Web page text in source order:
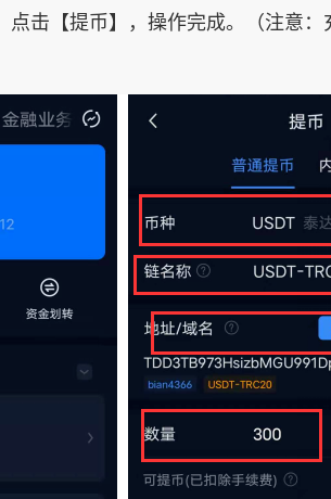
点击【提币】，操作完成。（注意：